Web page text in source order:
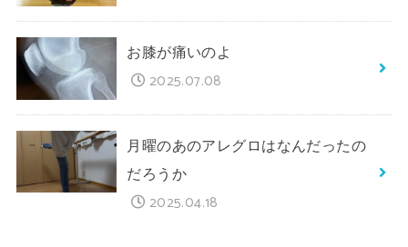
お膝が痛いのよ
2025.07.08
月曜のあのアレグロはなんだったの
だろうか
2025.04.18